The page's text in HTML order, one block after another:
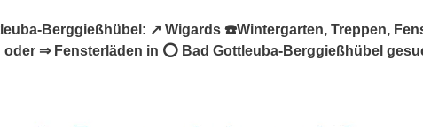
Berggießhübel: ↗️ Wigards ☎️Wintergarten, Treppen,
⇒ Fensterläden in ⭕ Bad Gottleuba-Berggießhübel